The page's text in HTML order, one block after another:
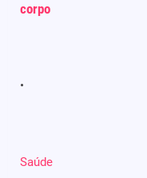
corpo
Saúde